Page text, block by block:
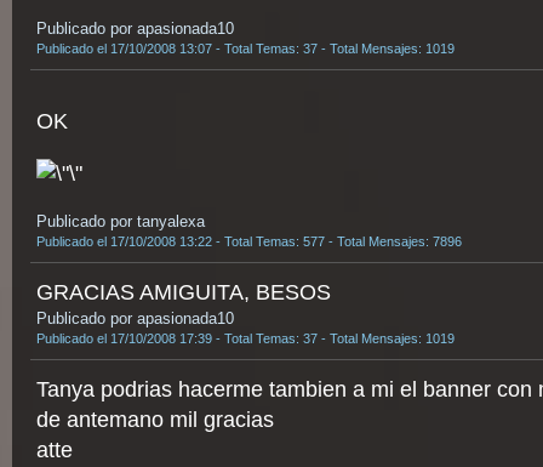
Publicado por apasionada10
Publicado el 17/10/2008 13:07 - Total Temas: 37 - Total Mensajes: 1019
OK
Publicado por tanyalexa
Publicado el 17/10/2008 13:22 - Total Temas: 577 - Total Mensajes: 7896
GRACIAS AMIGUITA, BESOS
Publicado por apasionada10
Publicado el 17/10/2008 17:39 - Total Temas: 37 - Total Mensajes: 1019
Tanya podrias hacerme tambien a mi el banner con
de antemano mil gracias
atte